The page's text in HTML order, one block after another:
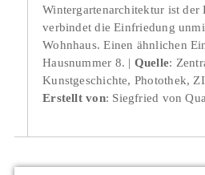
Wintergartenarchitektur ist der
verbindet die Einfriedung
Wohnhaus. Einen ähnlichen
Hausnummer 8.
Quelle:
Kunstgeschichte, Photothek,
Erstellt von: Siegfried von